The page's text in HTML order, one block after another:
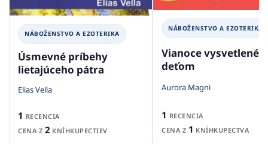
NÁBOŽENSTVO A EZOTERIKA
Úsmevné príbehy
lietajúceho pátra
Elias Vella
1 RECENCIA
CENA Z 2 KNÍHKUPECTIEV
NÁBOŽENSTVO A EZOTERIKA
Vianoce vysvetlené
deťom
Aurora Magni
1 RECENCIA
CENA Z 1 KNÍHKUPECTVA